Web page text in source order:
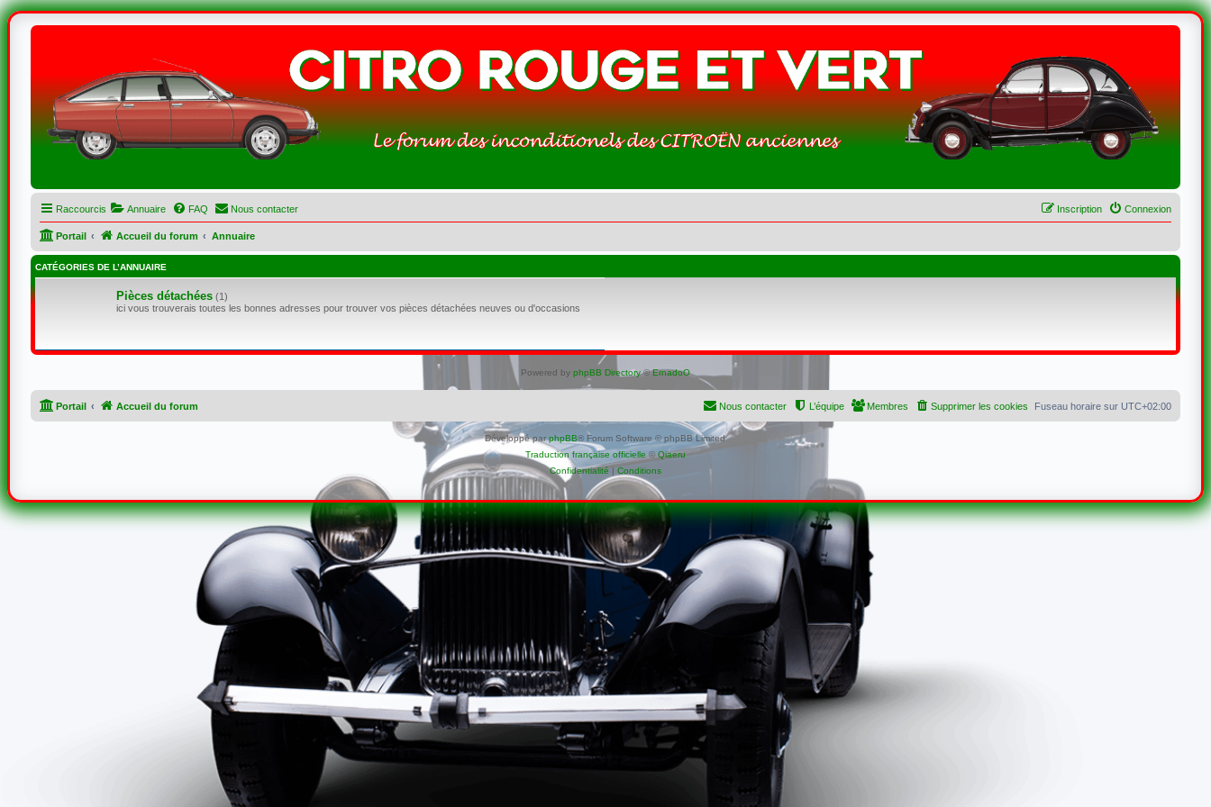
Raccourcis Annuaire FAQ Nous contacter Connexion
Inscription
Portail Accueil du forum Annuaire
CATÉGORIES DE L’ANNUAIRE
Pièces détachées(1)
ici vous trouverais toutes les bonnes adresses pour trouver vos pièces détachées neuves ou d'occasions
Powered by phpBB Directory©ErnadoO
Portail Accueil du forum Fuseau horaire sur UTC+02:00
Supprimer les cookies
Membres
L’équipe
Nous contacter
Développé parphpBB® Forum Software © phpBB Limited
Traduction française officielle©Qiaeru
Confidentialité| Conditions